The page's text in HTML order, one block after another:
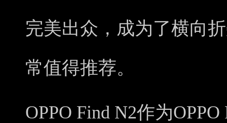
完美出众，成为了横向
常值得推荐。
OPPO Find N2作为